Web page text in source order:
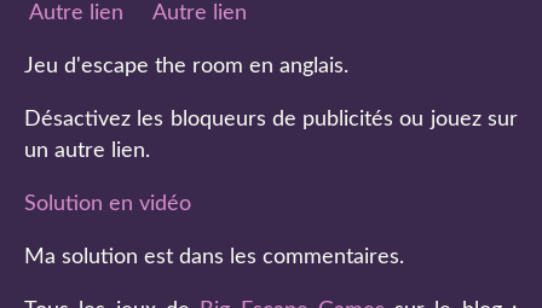
Autre lien
Autre lien
Jeu d'escape the room en anglais.
Désactivez les bloqueurs de publicités ou jouez sur
un autre lien.
Solution en vidéo
Ma solution est dans les commentaires.